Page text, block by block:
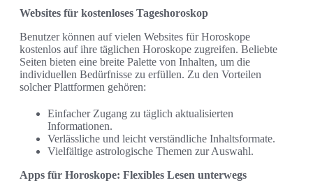
Websites für kostenloses Tageshoroskop
Benutzer können auf vielen Websites für Horoskope
kostenlos auf ihre täglichen Horoskope zugreifen. Beliebte
Seiten bieten eine breite Palette von Inhalten, um die
individuellen Bedürfnisse zu erfüllen. Zu den Vorteilen
solcher Plattformen gehören:
Einfacher Zugang zu täglich aktualisierten
Informationen.
Verlässliche und leicht verständliche Inhaltsformate.
Vielfältige astrologische Themen zur Auswahl.
Apps für Horoskope: Flexibles Lesen unterwegs